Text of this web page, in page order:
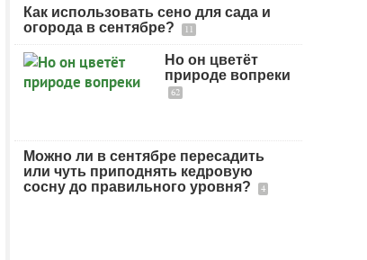
Как использовать сено для сада и
огорода в сентябре?
11
Но он цветёт
природе вопреки
62
Можно ли в сентябре пересадить
или чуть приподнять кедровую
сосну до правильного уровня?
4